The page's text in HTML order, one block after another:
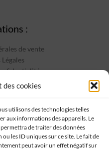
des cookies
utilisons des technologies telles
aux informations des appareils. Le
de traiter des données
les ID uniques sur ce site. Le fait de
peut avoir un effet négatif sur
:
de vente
: